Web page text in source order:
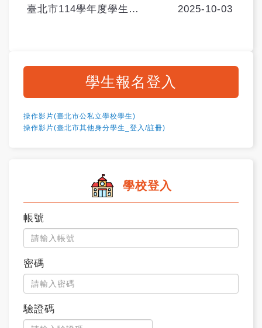
臺北市114學年度學生創意戲劇比賽秩序冊 2025-10-03
學生報名登入
操作影片(臺北市公私立學校學生)
操作影片(臺北市其他身分學生_登入/註冊)
學校登入
帳號
密碼
驗證碼